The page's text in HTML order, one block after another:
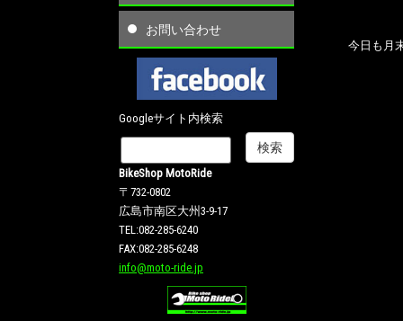
お問い合わせ
Googleサイト内検索
BikeShop MotoRide
〒732-0802
広島市南区大州3-9-17
TEL:082-285-6240
FAX:082-285-6248
info@moto-ride.jp
今日も月